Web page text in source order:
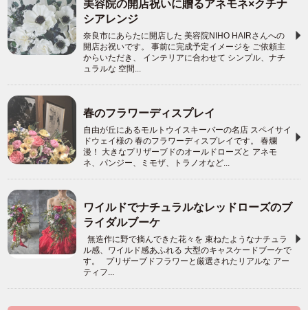
美容院の開店祝いに贈るアネモネ×クチナ
シアレンジ
奈良市にあらたに開店した 美容院NIHO HAIRさんへの
開店お祝いです。 事前に完成予定イメージを ご依頼主
からいただき、 インテリアに合わせて シンプル、ナチ
ュラルな 空間...
春のフラワーディスプレイ
自由が丘にあるモルトウイスキーバーの名店 スペイサイ
ドウェイ様の 春のフラワーディスプレイです。 春爛
漫！ 大きなプリザーブドのオールドローズと アネモ
ネ、パンジー、ミモザ、トラノオなど...
ワイルドでナチュラルなレッドローズのブ
ライダルブーケ
無造作に野で摘んできた花々を 束ねたようなナチュラ
ル感、ワイルド感あふれる 大型のキャスケードブーケで
す。 プリザーブドフラワーと厳選されたリアルな アー
ティフ...